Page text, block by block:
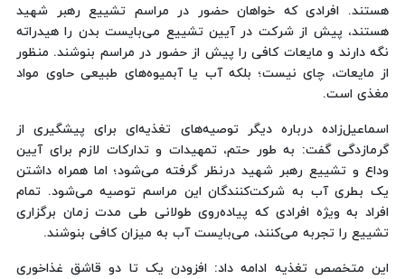
هستند. افرادی که خواهان حضور در مراسم تشییع رهبر شهید
هستند، پیش از شرکت در آیین تشییع می‌بایست بدن را هیدراته
نگه‌ دارند و مایعات کافی را پیش از حضور در مراسم بنوشند. منظور
از مایعات، چای نیست؛ بلکه آب یا آبمیوه‌های طبیعی حاوی مواد
مغذی است.
اسماعیل‌زاده درباره دیگر توصیه‌های تغذیه‌ای برای پیشگیری از
گرمازدگی گفت: به طور حتم، تمهیدات و تدارکات لازم برای آیین
وداع و تشییع رهبر شهید درنظر گرفته می‌شود؛ اما همراه داشتن
یک بطری آب به شرکت‌کنندگان این مراسم توصیه می‌شود. تمام
افراد به ویژه افرادی که پیاده‌روی طولانی طی مدت زمان برگزاری
تشییع را تجربه می‌کنند، می‌بایست آب به میزان کافی بنوشند.
این متخصص تغذیه ادامه داد: افزودن یک تا دو قاشق غذاخوری